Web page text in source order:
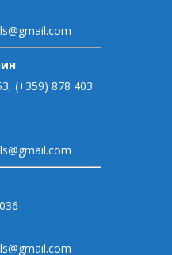
(+359) 878 403